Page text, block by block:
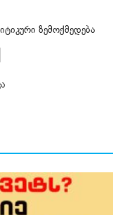
ზემოქმედება